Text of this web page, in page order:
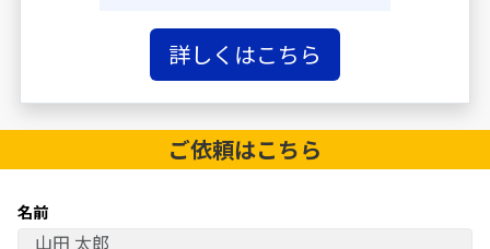
詳しくはこちら
ご依頼はこちら
名前